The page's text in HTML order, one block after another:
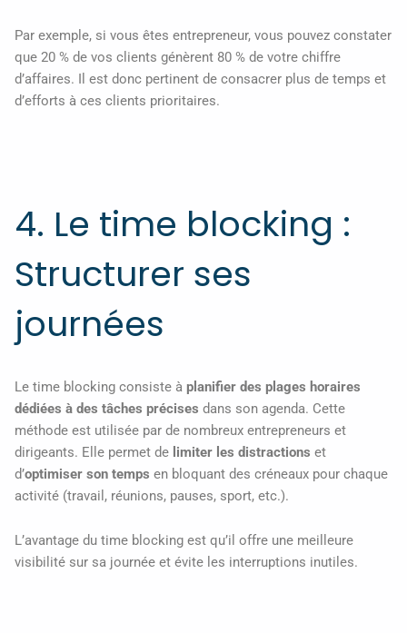
Par exemple, si vous êtes entrepreneur, vous pouvez constater
que 20 % de vos clients génèrent 80 % de votre chiffre
d’affaires. Il est donc pertinent de consacrer plus de temps et
d’efforts à ces clients prioritaires.
4. Le time blocking :
Structurer ses
journées
Le time blocking consiste à planifier des plages horaires
dédiées à des tâches précises dans son agenda. Cette
méthode est utilisée par de nombreux entrepreneurs et
dirigeants. Elle permet de limiter les distractions et
d’optimiser son temps en bloquant des créneaux pour chaque
activité (travail, réunions, pauses, sport, etc.).
L’avantage du time blocking est qu’il offre une meilleure
visibilité sur sa journée et évite les interruptions inutiles.